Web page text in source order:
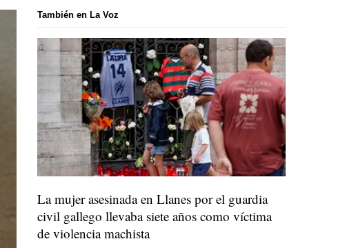
También en La Voz
La mujer asesinada en Llanes por el guardia
civil gallego llevaba siete años como víctima
de violencia machista